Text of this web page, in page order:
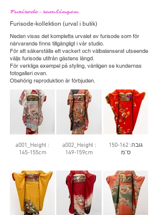
Furisode-samlingen
Furisode-kollektion (urval i butik)
Nedan visas det kompletta urvalet av furisode som för
närvarande finns tillgängligt i vår studio.
För att säkerställa ett vackert och välbalanserat utseende
väljs furisode utifrån gästens längd.
För verkliga exempel på styling, vänligen se kundernas
fotogalleri ovan.
Obehörig reproduktion är förbjuden.
a001_Height :
145-155cm
a002_Height :
149-159cm
גובה: 150-162
ס"מ